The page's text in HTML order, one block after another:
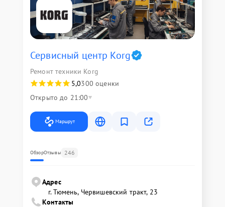
Сервисный центр Korg
Ремонт техники Korg
5,0300 оценки
Открыто до 21:00
Маршрут
ОбзорОтзывы 246
Адрес
г. Тюмень, ​Червишевский тракт, 23
Контакты